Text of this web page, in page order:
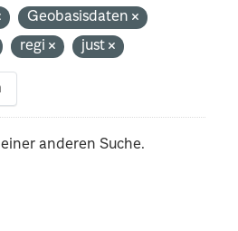
Geobasisdaten
regi just
anderen Suche.